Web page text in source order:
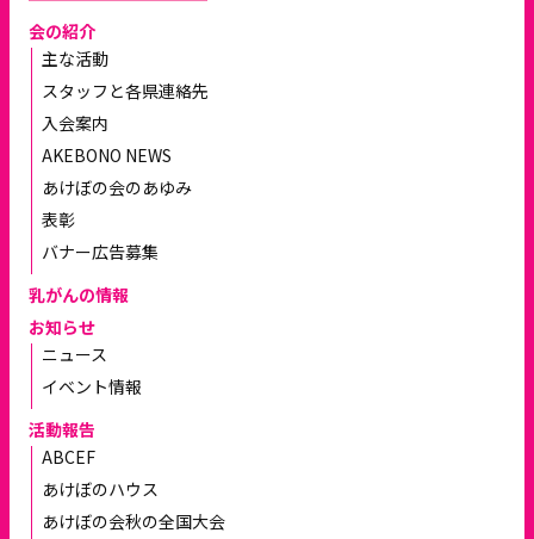
会の紹介
主な活動
スタッフと各県連絡先
入会案内
AKEBONO NEWS
あけぼの会のあゆみ
表彰
バナー広告募集
乳がんの情報
お知らせ
ニュース
イベント情報
活動報告
ABCEF
あけぼのハウス
あけぼの会秋の全国大会